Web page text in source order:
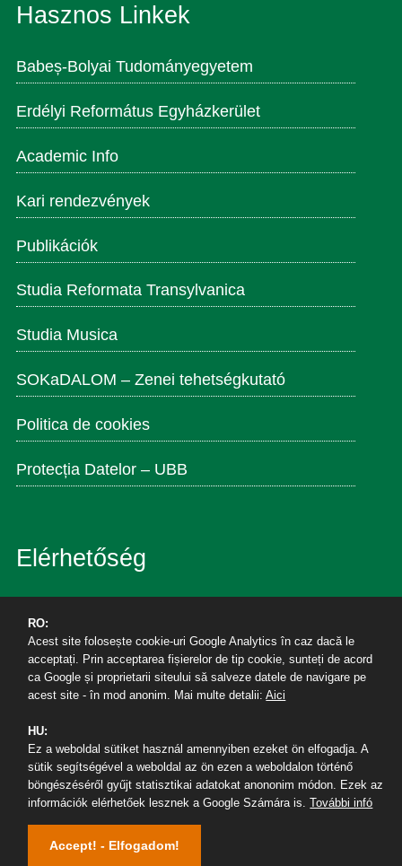
Hasznos Linkek
Babeș-Bolyai Tudományegyetem
Erdélyi Református Egyházkerület
Academic Info
Kari rendezvények
Publikációk
Studia Reformata Transylvanica
Studia Musica
SOKaDALOM – Zenei tehetségkutató
Politica de cookies
Protecția Datelor – UBB
Elérhetőség
Református Tanárképző és Zeneművészeti Kar
400174, Kolozsvár
Horea út 7. II. e./ 204
Tel/Fax: +40264590723
Facebook/bbtertk
RO:
Acest site folosește cookie-uri Google Analytics în caz dacă le
acceptați. Prin acceptarea fișierelor de tip cookie, sunteți de acord
ca Google și proprietarii siteului să salveze datele de navigare pe
acest site - în mod anonim. Mai multe detalii:Aici
HU:
Ez a weboldal sütiket használ amennyiben ezeket ön elfogadja. A
sütik segítségével a weboldal az ön ezen a weboldalon történő
böngészéséről gyűjt statisztikai adatokat anononim módon. Ezek az
információk elérhetőek lesznek a Google Számára is.További infó
Accept! - Elfogadom!